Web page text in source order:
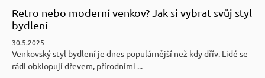
Retro nebo moderní venkov? Jak si vybrat svůj styl
bydlení
30.5.2025
Venkovský styl bydlení je dnes populárnější než kdy dřív. Lidé se
rádi obklopují dřevem, přírodními ...